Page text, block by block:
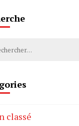
:
classé